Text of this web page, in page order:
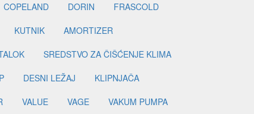
COPELAND DORIN
FRASCOLD
KUTNIK
AMORTIZER
SREDSTVO ZA ČIŠĆENJE KLIMA
DESNI LEŽAJ
KLIPNJAČA
VALUE VAGE
VAKUM PUMPA